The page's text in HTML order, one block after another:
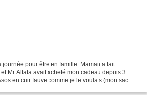
journée pour être en famille. Maman a fait
Mr Alfafa avait acheté mon cadeau depuis 3
en cuir fauve comme je le voulais (mon sac